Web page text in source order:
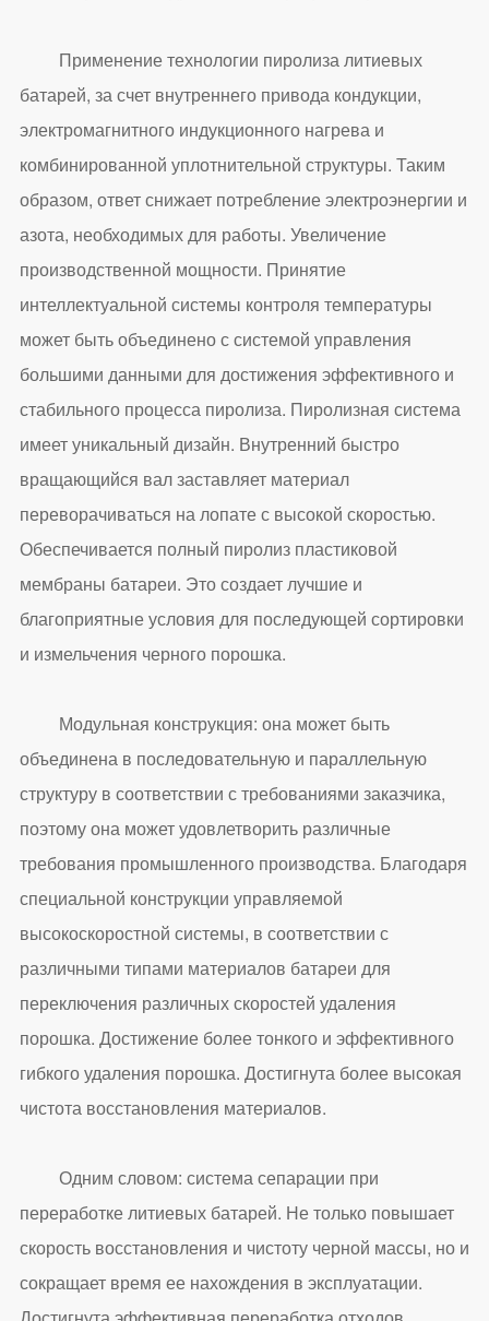
Применение технологии пиролиза литиевых
батарей, за счет внутреннего привода кондукции,
электромагнитного индукционного нагрева и
комбинированной уплотнительной структуры. Таким
образом, ответ снижает потребление электроэнергии и
азота, необходимых для работы. Увеличение
производственной мощности. Принятие
интеллектуальной системы контроля температуры
может быть объединено с системой управления
большими данными для достижения эффективного и
стабильного процесса пиролиза. Пиролизная система
имеет уникальный дизайн. Внутренний быстро
вращающийся вал заставляет материал
переворачиваться на лопате с высокой скоростью.
Обеспечивается полный пиролиз пластиковой
мембраны батареи. Это создает лучшие и
благоприятные условия для последующей сортировки
и измельчения черного порошка.
Модульная конструкция: она может быть
объединена в последовательную и параллельную
структуру в соответствии с требованиями заказчика,
поэтому она может удовлетворить различные
требования промышленного производства. Благодаря
специальной конструкции управляемой
высокоскоростной системы, в соответствии с
различными типами материалов батареи для
переключения различных скоростей удаления
порошка. Достижение более тонкого и эффективного
гибкого удаления порошка. Достигнута более высокая
чистота восстановления материалов.
Одним словом: система сепарации при
переработке литиевых батарей. Не только повышает
скорость восстановления и чистоту черной массы, но и
сокращает время ее нахождения в эксплуатации.